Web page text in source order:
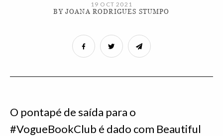
19 OCT 2021
BY JOANA RODRIGUES STUMPO
O pontapé de saída para o
#VogueBookClub é dado com Beautiful